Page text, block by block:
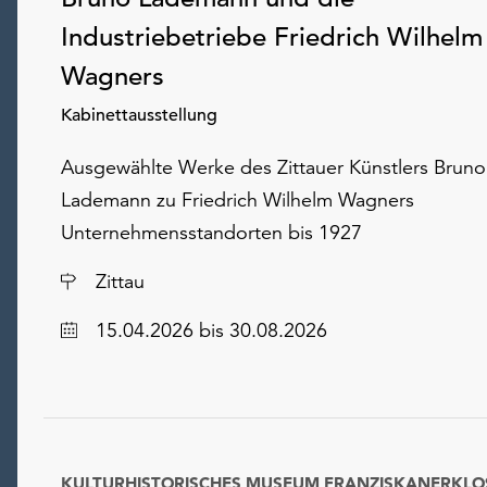
Industriebetriebe Friedrich Wilhelm
Wagners
Kabinettausstellung
Ausgewählte Werke des Zittauer Künstlers Bruno
Lademann zu Friedrich Wilhelm Wagners
Unternehmensstandorten bis 1927
Ort
Zittau
Datum15.04.2026 bis 30.08.2026